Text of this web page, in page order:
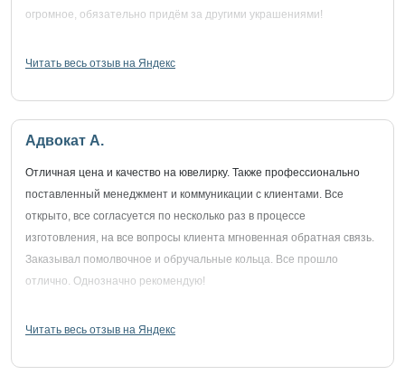
огромное, обязательно придём за другими украшениями!
Читать весь отзыв на Яндекс
Адвокат А.
Отличная цена и качество на ювелирку. Также профессионально
поставленный менеджмент и коммуникации с клиентами. Все
открыто, все согласуется по несколько раз в процессе
изготовления, на все вопросы клиента мгновенная обратная связь.
Заказывал помолвочное и обручальные кольца. Все прошло
отлично. Однозначно рекомендую!
Читать весь отзыв на Яндекс